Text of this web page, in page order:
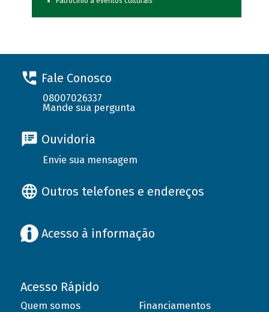
Fale Conosco
08007026337
Mande sua pergunta
Ouvidoria
Envie sua mensagem
Outros telefones e endereços
Acesso à informação
Acesso Rápido
Quem somos
Financiamentos